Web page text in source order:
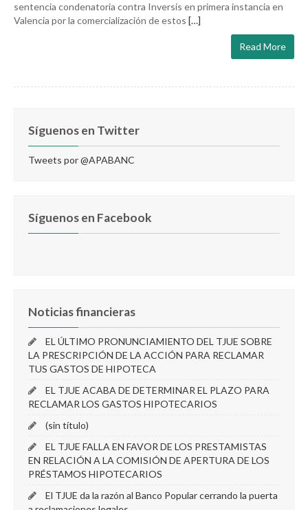
sentencia condenatoria contra Inversis en primera instancia en
Valencia por la comercialización de estos […]
Read More
Síguenos en Twitter
Tweets por @APABANC
Síguenos en Facebook
Noticias financieras
EL ÚLTIMO PRONUNCIAMIENTO DEL TJUE SOBRE
LA PRESCRIPCIÓN DE LA ACCIÓN PARA RECLAMAR
TUS GASTOS DE HIPOTECA
EL TJUE ACABA DE DETERMINAR EL PLAZO PARA
RECLAMAR LOS GASTOS HIPOTECARIOS
(sin título)
EL TJUE FALLA EN FAVOR DE LOS PRESTAMISTAS
EN RELACIÓN A LA COMISIÓN DE APERTURA DE LOS
PRÉSTAMOS HIPOTECARIOS
El TJUE da la razón al Banco Popular cerrando la puerta